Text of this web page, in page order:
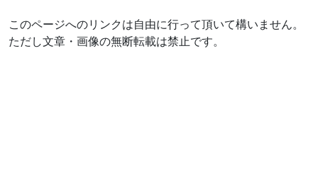
このページへのリンクは自由に行って頂いて構いません。
ただし文章・画像の無断転載は禁止です。